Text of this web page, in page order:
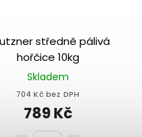
středně pálivá
hořčice 10kg
Skladem
704 Kč bez DPH
789 Kč